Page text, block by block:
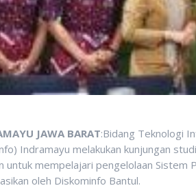
JAWA BARAT:Bidang Teknologi
Indramayu melakukan kunjungan
untuk mempelajari pengelolaan Sistem
oleh Diskominfo Bantul.